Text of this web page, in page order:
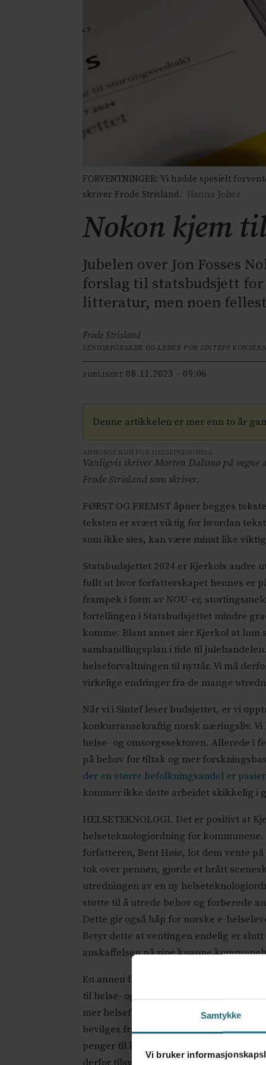
Samtykke
Vi bruker
FORVENTNINGER: Vi hadde spesielt
skriver Frode Strisland. Hanna Johre
Nokon kjem
Jubelen over Jon Fosses
forslag til statsbudsjett for
litteratur, men noen
Frode Strisland
SENIORFORSKER OG LEDER FOR SINTEFS
PUBLISERT 08.11.2023 - 09:06
Denne artikkelen er mer enn to år
ANNONSE KUN FOR HELSEPERSONELL
Vanligvis skriver Morten Dalsmo på vegne
Frode Strisland som skriver.
FØRST OG FREMST åpner begges
teksten er svært viktig for hvordan
som ikke sies, kan være minst like viktig
Statsbudsjettet 2024 er Kjerkols andre
fullt ut hvor forfatterskapet hennes er
frampek i form av NOU-er,
fortellingen i Statsbudsjettet mindre
komme: Blant annet sier Kjerkol at hun
samhandlingsplan i tide til
helseforvaltningen til nyttår. Vi må
virkelige endringer fra de mange
Når vi i Sintef leser budsjettet, er vi
konkurransekraftig norsk næringsliv.
helse- og omsorgssektoren. Allerede i
på behov for tiltak og mer
der en større befolkningsandel er
kommer ikke dette arbeidet skikkelig i
HELSETEKNOLOGI. Det er positivt at
helseteknologiordning for
forfatteren, Bent Høie, lot dem vente
tok over pennen, gjorde et brått
utredningen av en ny
støtte til å utrede behov og forberede
Dette gir også håp for norske e-
Betyr dette at ventingen endelig er
anskaffelsen på sine knappe
En annen budsjettnyhet som fikk mye
til helse- og omsorgsforskning i
mer helseforskning i kommunal sektor.
bevilges fra Sandra Borch og
penger til kommunal helse- og